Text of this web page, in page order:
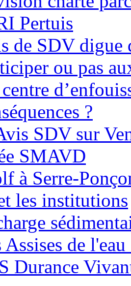
Pertuis
de SDV digue
ou pas
?
SDV sur
SMAVD
à Serre-
les institutions
Assises de
Durance